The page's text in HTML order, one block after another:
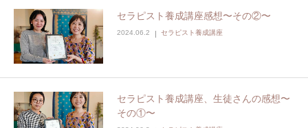
セラピスト養成講座感想〜その②〜
2024.06.2 セラピスト養成講座
セラピスト養成講座、生徒さんの感想〜
その①〜